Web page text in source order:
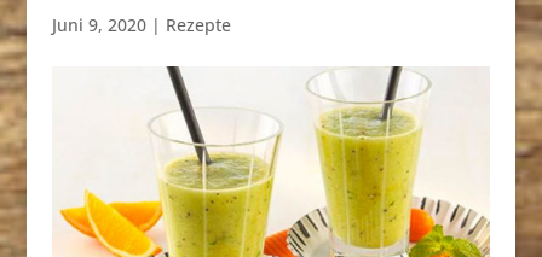
Juni 9, 2020| Rezepte